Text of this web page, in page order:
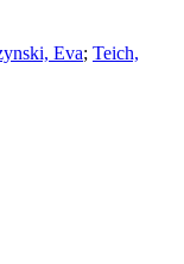
Eva; Teich,